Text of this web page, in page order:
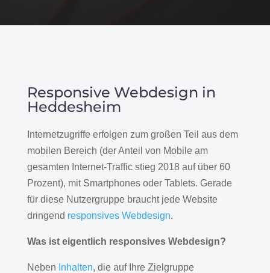
Responsive Webdesign in
Heddesheim
Internetzugriffe erfolgen zum großen Teil aus dem
mobilen Bereich (der Anteil von Mobile am
gesamten Internet-Traffic stieg 2018 auf über 60
Prozent), mit Smartphones oder Tablets. Gerade
für diese Nutzergruppe braucht jede Website
dringend responsives Webdesign.
Was ist eigentlich responsives Webdesign?
Neben Inhalten, die auf Ihre Zielgruppe